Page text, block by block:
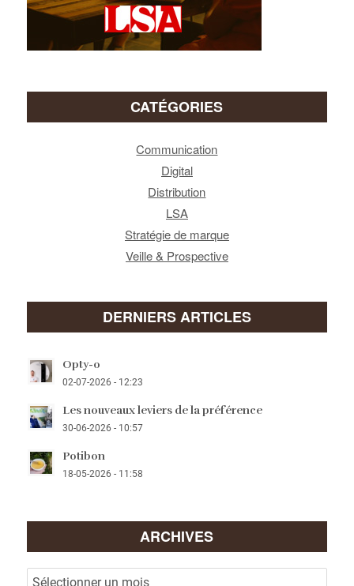
CATÉGORIES
Communication
Digital
Distribution
LSA
Stratégie de marque
Veille & Prospective
DERNIERS ARTICLES
Opty-o
02-07-2026 - 12:23
Les nouveaux leviers de la préférence
30-06-2026 - 10:57
Potibon
18-05-2026 - 11:58
ARCHIVES